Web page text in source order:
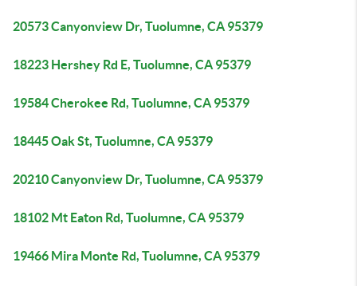
20573 Canyonview Dr, Tuolumne, CA 95379
18223 Hershey Rd E, Tuolumne, CA 95379
19584 Cherokee Rd, Tuolumne, CA 95379
18445 Oak St, Tuolumne, CA 95379
20210 Canyonview Dr, Tuolumne, CA 95379
18102 Mt Eaton Rd, Tuolumne, CA 95379
19466 Mira Monte Rd, Tuolumne, CA 95379